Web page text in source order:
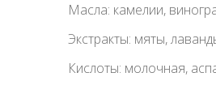
Масла: камелии,
Экстракты: мяты,
Кислоты: молочная,